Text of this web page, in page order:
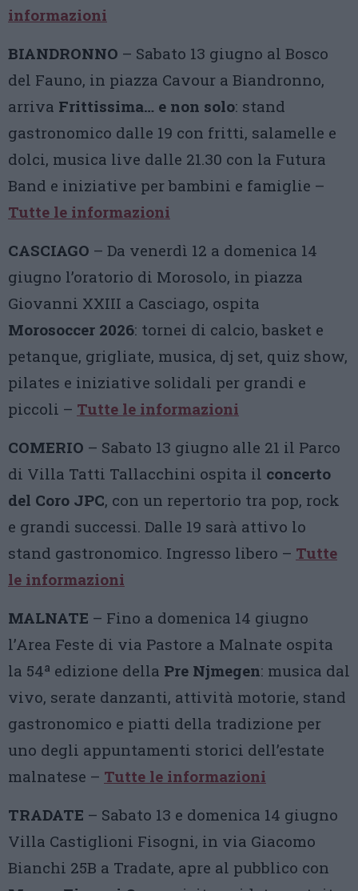
informazioni
BIANDRONNO – Sabato 13 giugno al Bosco
del Fauno, in piazza Cavour a Biandronno,
arriva Frittissima… e non solo: stand
gastronomico dalle 19 con fritti, salamelle e
dolci, musica live dalle 21.30 con la Futura
Band e iniziative per bambini e famiglie –
Tutte le informazioni
CASCIAGO – Da venerdì 12 a domenica 14
giugno l’oratorio di Morosolo, in piazza
Giovanni XXIII a Casciago, ospita
Morosoccer 2026: tornei di calcio, basket e
petanque, grigliate, musica, dj set, quiz show,
pilates e iniziative solidali per grandi e
piccoli – Tutte le informazioni
COMERIO – Sabato 13 giugno alle 21 il Parco
di Villa Tatti Tallacchini ospita il concerto
del Coro JPC, con un repertorio tra pop, rock
e grandi successi. Dalle 19 sarà attivo lo
stand gastronomico. Ingresso libero – Tutte
le informazioni
MALNATE – Fino a domenica 14 giugno
l’Area Feste di via Pastore a Malnate ospita
la 54ª edizione della Pre Njmegen: musica dal
vivo, serate danzanti, attività motorie, stand
gastronomico e piatti della tradizione per
uno degli appuntamenti storici dell’estate
malnatese – Tutte le informazioni
TRADATE – Sabato 13 e domenica 14 giugno
Villa Castiglioni Fisogni, in via Giacomo
Bianchi 25B a Tradate, apre al pubblico con